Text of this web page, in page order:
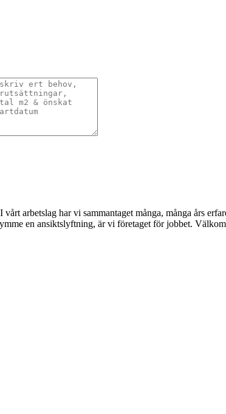
arbetslag har vi sammantaget många, många års
en ansiktslyftning, är vi företaget för jobbet.